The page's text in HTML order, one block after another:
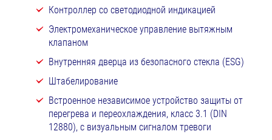
Контроллер со светодиодной индикацией
Электромеханическое управление вытяжным
клапаном
Внутренняя дверца из безопасного стекла (ESG)
Штабелирование
Встроенное независимое устройство защиты от
перегрева и переохлаждения, класс 3.1 (DIN
12880), с визуальным сигналом тревоги